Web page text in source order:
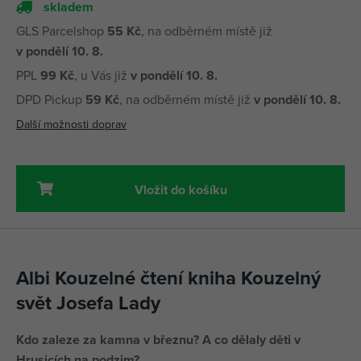
skladem
GLS Parcelshop 55 Kč, na odběrném místě již
v pondělí 10. 8.
PPL99 Kč, u Vás již v pondělí 10. 8.
DPD Pickup 59 Kč, na odběrném místě již v pondělí 10. 8.
Další možnosti doprav
Vložit do košíku
Albi Kouzelné čtení kniha Kouzelný
svět Josefa Lady
Kdo zaleze za kamna v březnu? A co dělaly děti v